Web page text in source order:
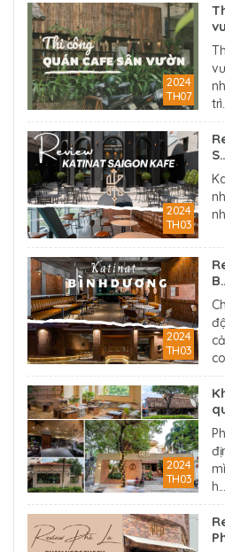
2024
TH07
2024
TH03
2024
TH03
2024
TH03